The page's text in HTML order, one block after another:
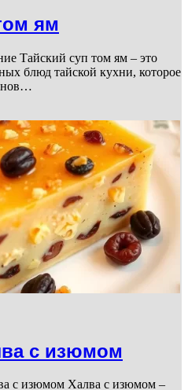
ям
Тайский суп том ям – это
блюд тайской кухни, которое
с изюмом
с изюмом Халва с изюмом –